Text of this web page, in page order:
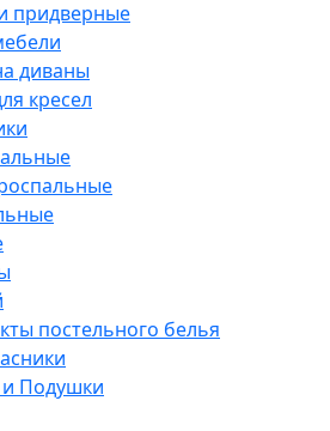
придверные
диваны
кресел
постельного белья
Подушки